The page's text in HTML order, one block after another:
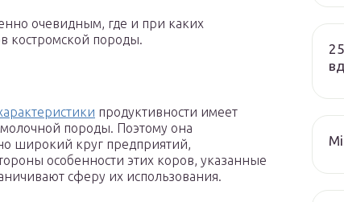
очевидным, где и при каких
костромской породы.
продуктивности имеет
породы. Поэтому она
широкий круг предприятий,
особенности этих коров, указанные
сферу их использования.